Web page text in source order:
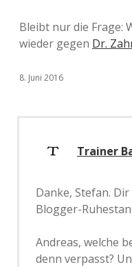
Bleibt nur die Frage:
wieder gegen Dr.
8. Juni 2016
Trainer
Danke, Stefan.
Blogger-
Andreas, welche
denn verpasst?